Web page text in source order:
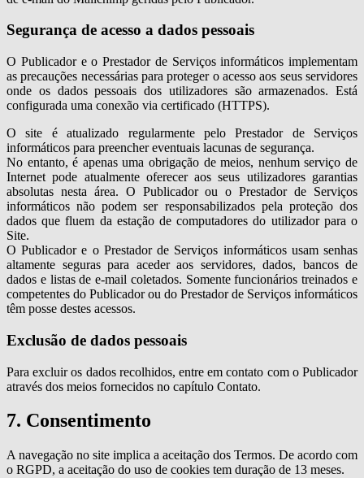
Segurança de acesso a dados pessoais
O Publicador e o Prestador de Serviços informáticos implementam
as precauções necessárias para proteger o acesso aos seus servidores
onde os dados pessoais dos utilizadores são armazenados. Está
configurada uma conexão via certificado (HTTPS).
O site é atualizado regularmente pelo Prestador de Serviços
informáticos para preencher eventuais lacunas de segurança.
No entanto, é apenas uma obrigação de meios, nenhum serviço de
Internet pode atualmente oferecer aos seus utilizadores garantias
absolutas nesta área. O Publicador ou o Prestador de Serviços
informáticos não podem ser responsabilizados pela proteção dos
dados que fluem da estação de computadores do utilizador para o
Site.
O Publicador e o Prestador de Serviços informáticos usam senhas
altamente seguras para aceder aos servidores, dados, bancos de
dados e listas de e-mail coletados. Somente funcionários treinados e
competentes do Publicador ou do Prestador de Serviços informáticos
têm posse destes acessos.
Exclusão de dados pessoais
Para excluir os dados recolhidos, entre em contato com o Publicador
através dos meios fornecidos no capítulo Contato.
7. Consentimento
A navegação no site implica a aceitação dos Termos. De acordo com
o RGPD, a aceitação do uso de cookies tem duração de 13 meses.